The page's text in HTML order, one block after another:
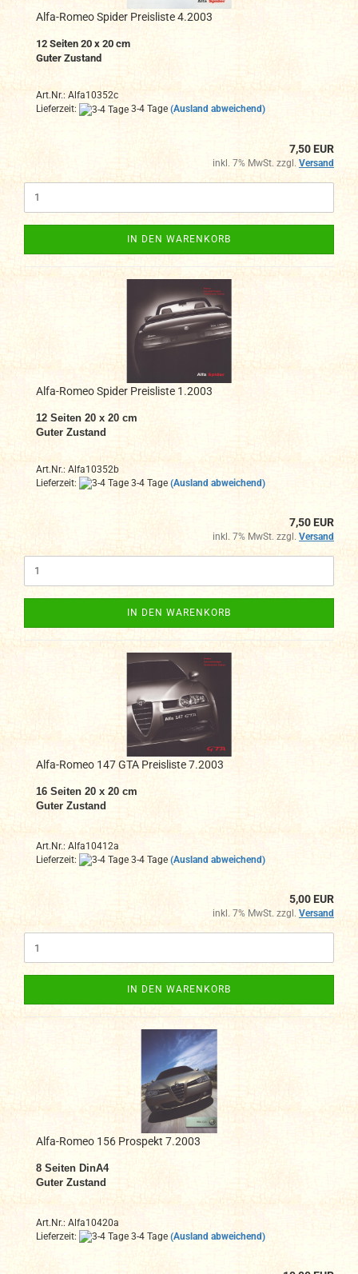
Alfa-Romeo Spider Preisliste 4.2003
12 Seiten 20 x 20 cm
Guter Zustand
Art.Nr.: Alfa10352c
Lieferzeit:
3-4 Tage (Ausland abweichend)
7,50 EUR
inkl. 7% MwSt. zzgl. Versand
IN DEN WARENKORB
Alfa-Romeo Spider Preisliste 1.2003
12 Seiten 20 x 20 cm
Guter Zustand
Art.Nr.: Alfa10352b
Lieferzeit:
3-4 Tage (Ausland abweichend)
7,50 EUR
inkl. 7% MwSt. zzgl. Versand
IN DEN WARENKORB
Alfa-Romeo 147 GTA Preisliste 7.2003
16 Seiten 20 x 20 cm
Guter Zustand
Art.Nr.: Alfa10412a
Lieferzeit:
3-4 Tage (Ausland abweichend)
5,00 EUR
inkl. 7% MwSt. zzgl. Versand
IN DEN WARENKORB
Alfa-Romeo 156 Prospekt 7.2003
8 Seiten DinA4
Guter Zustand
Art.Nr.: Alfa10420a
Lieferzeit:
3-4 Tage (Ausland abweichend)